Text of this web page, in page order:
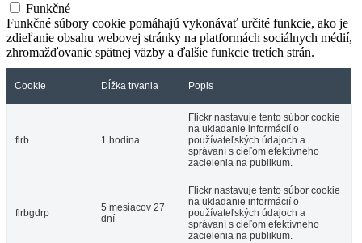
Funkčné
Funkčné súbory cookie pomáhajú vykonávať určité funkcie, ako je
zdieľanie obsahu webovej stránky na platformách sociálnych médií,
zhromažďovanie spätnej väzby a ďalšie funkcie tretích strán.
Cookie Dĺžka trvania Popis
flrb 1 hodina
Flickr nastavuje tento súbor cookie
na ukladanie informácií o
používateľských údajoch a
správaní s cieľom efektívneho
zacielenia na publikum.
flrbgdrp
5 mesiacov 27
dní
Flickr nastavuje tento súbor cookie
na ukladanie informácií o
používateľských údajoch a
správaní s cieľom efektívneho
zacielenia na publikum.